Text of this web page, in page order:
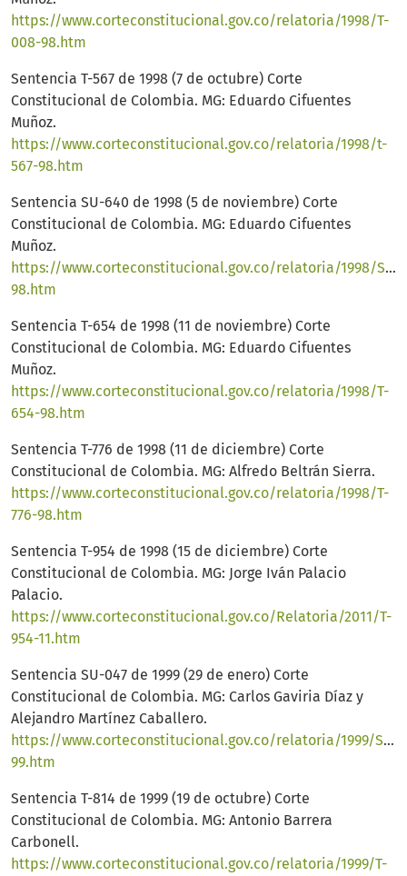
https://www.corteconstitucional.gov.co/relatoria/1998/T-
008-98.htm
Sentencia T-567 de 1998 (7 de octubre) Corte
Constitucional de Colombia. MG: Eduardo Cifuentes
Muñoz.
https://www.corteconstitucional.gov.co/relatoria/1998/t-
567-98.htm
Sentencia SU-640 de 1998 (5 de noviembre) Corte
Constitucional de Colombia. MG: Eduardo Cifuentes
Muñoz.
https://www.corteconstitucional.gov.co/relatoria/1998/
98.htm
Sentencia T-654 de 1998 (11 de noviembre) Corte
Constitucional de Colombia. MG: Eduardo Cifuentes
Muñoz.
https://www.corteconstitucional.gov.co/relatoria/1998/T-
654-98.htm
Sentencia T-776 de 1998 (11 de diciembre) Corte
Constitucional de Colombia. MG: Alfredo Beltrán Sierra.
https://www.corteconstitucional.gov.co/relatoria/1998/T-
776-98.htm
Sentencia T-954 de 1998 (15 de diciembre) Corte
Constitucional de Colombia. MG: Jorge Iván Palacio
Palacio.
https://www.corteconstitucional.gov.co/Relatoria/2011/T-
954-11.htm
Sentencia SU-047 de 1999 (29 de enero) Corte
Constitucional de Colombia. MG: Carlos Gaviria Díaz y
Alejandro Martínez Caballero.
https://www.corteconstitucional.gov.co/relatoria/1999/
99.htm
Sentencia T-814 de 1999 (19 de octubre) Corte
Constitucional de Colombia. MG: Antonio Barrera
Carbonell.
https://www.corteconstitucional.gov.co/relatoria/1999/T-